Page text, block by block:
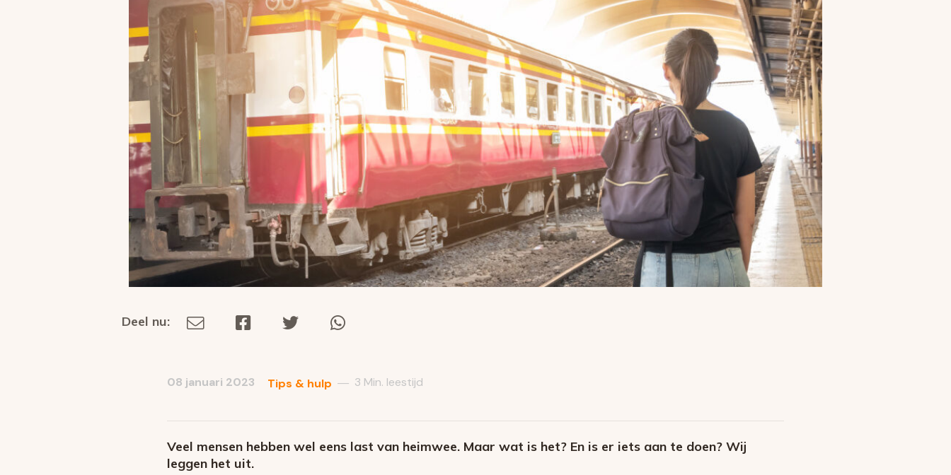
Deel
Deel nu:
mail
08 januari 2023 Tips & hulp — 3 Min. leestijd
Veel mensen hebben wel eens last van heimwee. Maar wat is het? En is er iets aan te doen? Wij
leggen het uit.